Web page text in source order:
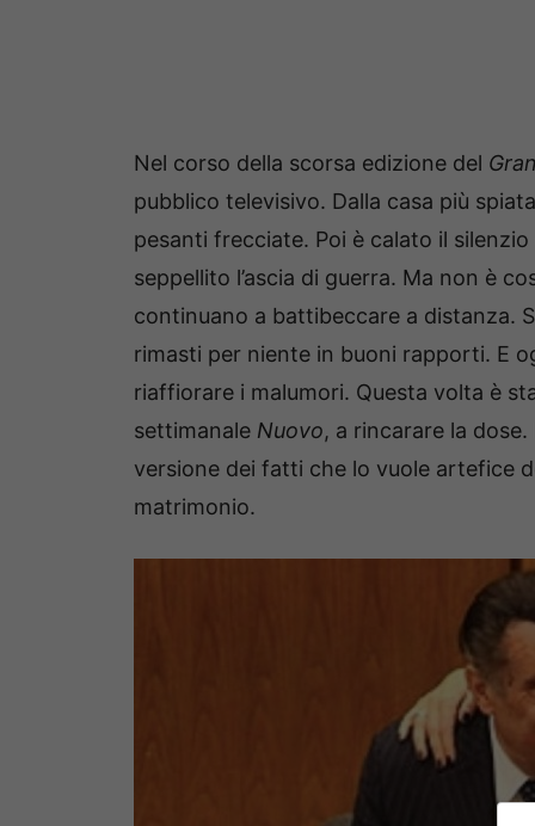
Nel corso della scorsa edizione del
pubblico televisivo. Dalla casa più
pesanti frecciate. Poi è calato il
seppellito l’ascia di guerra. Ma non è
continuano a battibeccare a distanza.
rimasti per niente in buoni rapporti. E
riaffiorare i malumori. Questa volta è
settimanale Nuovo, a rincarare la
versione dei fatti che lo vuole artefice
matrimonio.